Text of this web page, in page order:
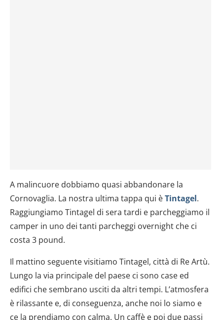
A malincuore dobbiamo quasi abbandonare la
Cornovaglia. La nostra ultima tappa qui èTintagel.
Raggiungiamo Tintagel di sera tardi e parcheggiamo il
camper in uno dei tanti parcheggi overnight che ci
costa 3 pound.
Il mattino seguente visitiamo Tintagel, città di Re Artù.
Lungo la via principale del paese ci sono case ed
edifici che sembrano usciti da altri tempi. L’atmosfera
è rilassante e, di conseguenza, anche noi lo siamo e
ce la prendiamo con calma. Un caffè e poi due passi